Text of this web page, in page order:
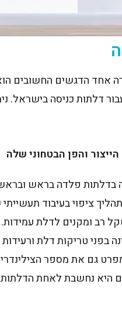
אחד הדגשים החשובים
דלתות כניסה בישראל.
והפן הבטחוני שלה
בדלתות פלדה בראש
ציפוי בעיבוד
רב ומקנים לדלת
טריקות דלת
גם את מספר
היא נחשבת לאחת